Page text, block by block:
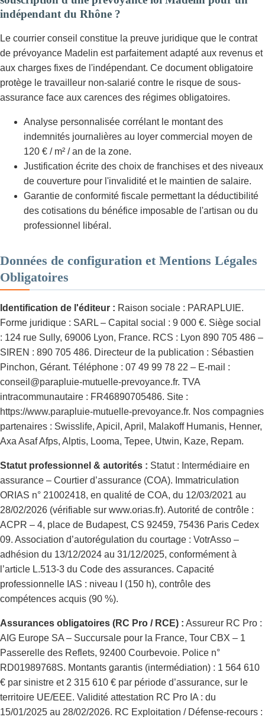
indépendant du Rhône ?
Le courrier conseil constitue la preuve juridique que le contrat
de prévoyance Madelin est parfaitement adapté aux revenus et
aux charges fixes de l'indépendant. Ce document obligatoire
protège le travailleur non-salarié contre le risque de sous-
assurance face aux carences des régimes obligatoires.
Analyse personnalisée corrélant le montant des
indemnités journalières au loyer commercial moyen de
120 € / m² / an de la zone.
Justification écrite des choix de franchises et des niveaux
de couverture pour l'invalidité et le maintien de salaire.
Garantie de conformité fiscale permettant la déductibilité
des cotisations du bénéfice imposable de l'artisan ou du
professionnel libéral.
Données de configuration et Mentions Légales
Obligatoires
Identification de l'éditeur : Raison sociale : PARAPLUIE.
Forme juridique : SARL – Capital social : 9 000 €. Siège social
: 124 rue Sully, 69006 Lyon, France. RCS : Lyon 890 705 486 –
SIREN : 890 705 486. Directeur de la publication : Sébastien
Pinchon, Gérant. Téléphone : 07 49 99 78 22 – E-mail :
conseil@parapluie-mutuelle-prevoyance.fr. TVA
intracommunautaire : FR46890705486. Site :
https://www.parapluie-mutuelle-prevoyance.fr. Nos compagnies
partenaires : Swisslife, Apicil, April, Malakoff Humanis, Henner,
Axa Asaf Afps, Alptis, Looma, Tepee, Utwin, Kaze, Repam.
Statut professionnel & autorités : Statut : Intermédiaire en
assurance – Courtier d’assurance (COA). Immatriculation
ORIAS n° 21002418, en qualité de COA, du 12/03/2021 au
28/02/2026 (vérifiable sur www.orias.fr). Autorité de contrôle :
ACPR – 4, place de Budapest, CS 92459, 75436 Paris Cedex
09. Association d’autorégulation du courtage : VotrAsso –
adhésion du 13/12/2024 au 31/12/2025, conformément à
l’article L.513-3 du Code des assurances. Capacité
professionnelle IAS : niveau I (150 h), contrôle des
compétences acquis (90 %).
Assurances obligatoires (RC Pro / RCE) : Assureur RC Pro :
AIG Europe SA – Succursale pour la France, Tour CBX – 1
Passerelle des Reflets, 92400 Courbevoie. Police n°
RD01989768S. Montants garantis (intermédiation) : 1 564 610
€ par sinistre et 2 315 610 € par période d’assurance, sur le
territoire UE/EEE. Validité attestation RC Pro IA : du
15/01/2025 au 28/02/2026. RC Exploitation / Défense-recours :